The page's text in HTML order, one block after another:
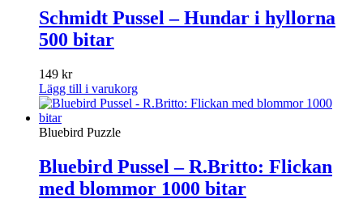
Schmidt Pussel – Hundar i hyllorna
500 bitar
149 kr
Lägg till i varukorg
Bluebird Puzzle
Bluebird Pussel – R.Britto: Flickan
med blommor 1000 bitar